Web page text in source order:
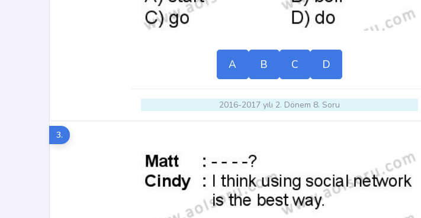
A B C D
2016-2017 yılı 2. Dönem 8. Soru
3.